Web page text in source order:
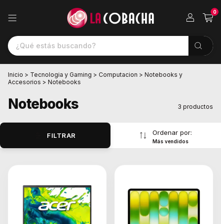
0
Inicio > Tecnologia y Gaming > Computacion > Notebooks y
Accesorios > Notebooks
Notebooks 3 productos
FILTRAR Ordenar por:
Más vendidos